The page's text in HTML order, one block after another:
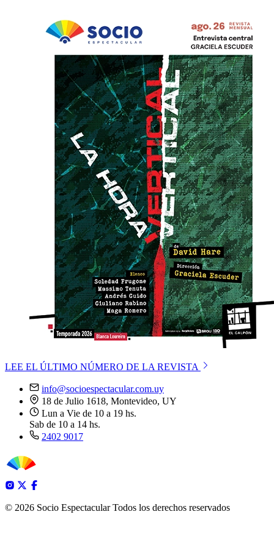
LEE EL ÚLTIMO NÚMERO DE LA REVISTA
info@socioespectacular.com.uy
18 de Julio 1618, Montevideo, UY
Lun a Vie de 10 a 19 hs.
Sab de 10 a 14 hs.
2402 9017
© 2026 Socio Espectacular Todos los derechos reservados